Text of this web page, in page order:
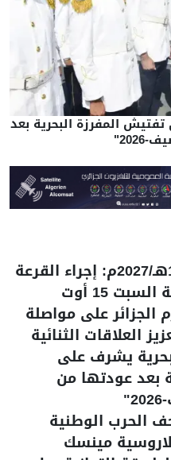
المفرزة البحرية بعد
حج موسم 1448هـ/2027م: إجراء القرعة
15 أوت
على مواصلة
العلاقات الثنائية
يشرف على
بعد عودتها من
الحرب الوطنية
مينسك